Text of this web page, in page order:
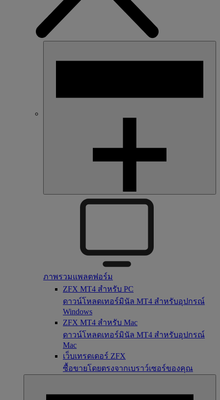
ภาพรวมแพลตฟอร์ม
ZFX MT4 สำหรับ PC
ดาวน์โหลดเทอร์มินัล MT4 สำหรับอุปกรณ์
Windows
ZFX MT4 สำหรับ Mac
ดาวน์โหลดเทอร์มินัล MT4 สำหรับอุปกรณ์
Mac
เว็บเทรดเดอร์ ZFX
ซื้อขายโดยตรงจากเบราว์เซอร์ของคุณ